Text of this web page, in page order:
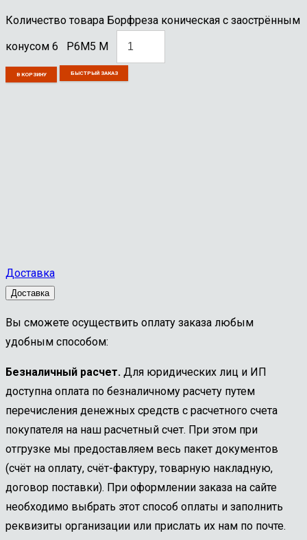
Количество товара Борфреза коническая с заострённым
конусом 6 Р6М5 M
В КОРЗИНУ БЫСТРЫЙ ЗАКАЗ
Доставка
Доставка
Вы сможете осуществить оплату заказа любым
удобным способом:
Безналичный расчет. Для юридических лиц и ИП
доступна оплата по безналичному расчету путем
перечисления денежных средств с расчетного счета
покупателя на наш расчетный счет. При этом при
отгрузке мы предоставляем весь пакет документов
(счёт на оплату, счёт-фактуру, товарную накладную,
договор поставки). При оформлении заказа на сайте
необходимо выбрать этот способ оплаты и заполнить
реквизиты организации или прислать их нам по почте.